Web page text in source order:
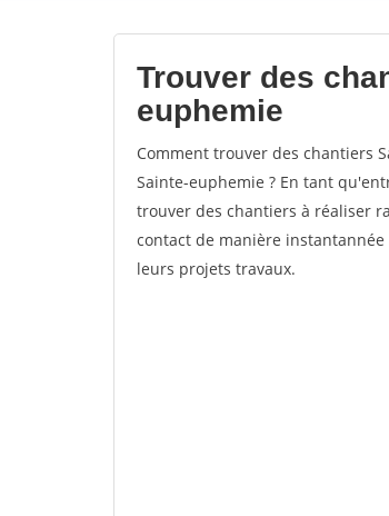
Trouver des
euphemie
Comment trouver des chantiers
Sainte-euphemie ? En tant
trouver des chantiers à réaliser
contact de manière
leurs projets travaux.